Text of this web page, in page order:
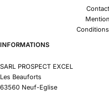
INFORMATIONS
SARL PROSPECT EXCEL
Les Beauforts
63560 Neuf-Eglise